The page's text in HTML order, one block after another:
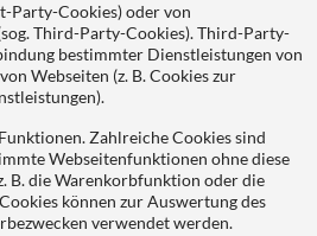
Party-Cookies) oder von
Third-Party-Cookies). Third-Party-
bestimmter Dienstleistungen von
Webseiten (z. B. Cookies zur
Zahlreiche Cookies sind
Webseitenfunktionen ohne diese
B. die Warenkorbfunktion oder die
können zur Auswertung des
verwendet werden.